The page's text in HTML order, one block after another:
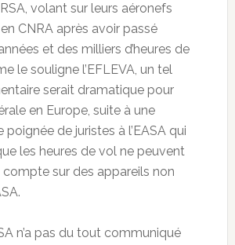
volant sur leurs aéronefs
CNRA après avoir passé
et des milliers d’heures de
le souligne l’EFLEVA, un tel
serait dramatique pour
en Europe, suite à une
poignée de juristes à l’EASA qui
les heures de vol ne peuvent
compte sur des appareils non
n’a pas du tout communiqué